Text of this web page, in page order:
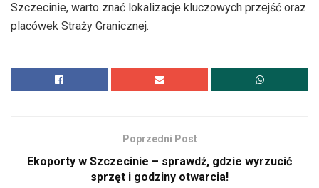
Szczecinie, warto znać lokalizacje kluczowych przejść oraz
placówek Straży Granicznej.
Poprzedni Post
Ekoporty w Szczecinie – sprawdź, gdzie wyrzucić
sprzęt i godziny otwarcia!